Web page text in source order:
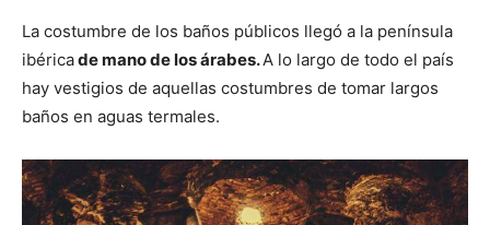
La costumbre de los baños públicos llegó a la península
ibéricade mano de los árabes.A lo largo de todo el país
hay vestigios de aquellas costumbres de tomar largos
baños en aguas termales.